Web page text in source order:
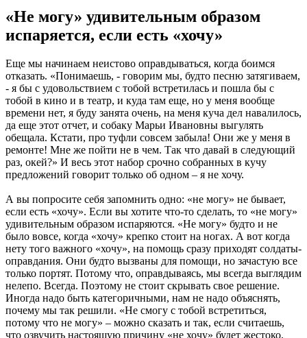
«Не могу» удивительным образом
испаряется, если есть «хочу»
Еще мы начинаем неистово оправдываться, когда боимся
отказать. «Понимаешь, - говорим мы, будто песню затягиваем,
- я бы с удовольствием с тобой встретилась и пошла бы с
тобой в кино и в театр, и куда там еще, но у меня вообще
времени нет, я буду занята очень, на меня куча дел навалилось,
да еще этот отчет, и собаку Марьи Ивановны выгулять
обещала. Кстати, про туфли совсем забыла! Они же у меня в
ремонте! Мне же пойти не в чем. Так что давай в следующий
раз, окей?» И весь этот набор срочно собранных в кучу
предложений говорит только об одном – я не хочу.
А вы попросите себя запомнить одно: «не могу» не бывает,
если есть «хочу». Если вы хотите что-то сделать, то «не могу»
удивительным образом испаряются. «Не могу» будто и не
было вовсе, когда «хочу» крепко стоит на ногах. А вот когда
нету того важного «хочу», на помощь сразу приходят солдаты-
оправдания. Они будто вызваны для помощи, но зачастую все
только портят. Потому что, оправдываясь, мы всегда выглядим
нелепо. Всегда. Поэтому не стоит скрывать свое решение.
Иногда надо быть категоричными, нам не надо объяснять,
почему мы так решили. «Не смогу с тобой встретиться,
потому что не могу» – можно сказать и так, если считаешь,
что озвучить настоящую причину «не хочу» будет жестоко.